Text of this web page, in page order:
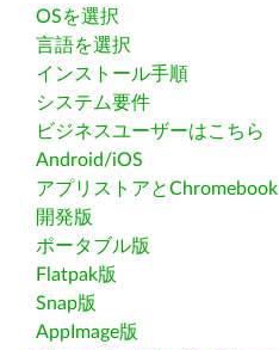
OSを選択
言語を選択
インストール手順
システム要件
ビジネスユーザーはこちら
Android/iOS
アプリストアとChromebook
開発版
ポータブル版
Flatpak版
Snap版
AppImage版